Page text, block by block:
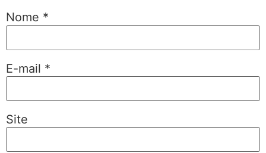
Nome *
E-mail *
Site